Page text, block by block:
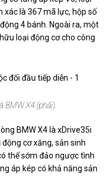
xác là 367 mã lực, hộp số
4 bánh. Ngoài ra, một
loại động cơ cho công
BMW X4 (phải).
BMW X4 là xDrive35i
cơ xăng, sản sinh
thể sớm đảo ngược tình
áp kép có khả năng sản